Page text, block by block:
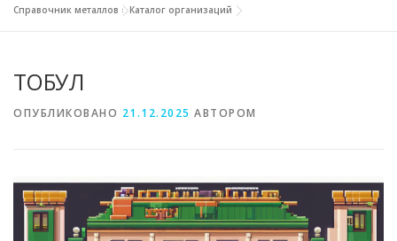
МЕТАЛЛЫ И ОКРУЖАЮЩАЯ СРЕДА
СВОЙСТВА МЕТАЛЛОВ СОРТА МЕТАЛЛОВ
Справочник металлов »Каталог организаций
ТОБУЛ
ОПУБЛИКОВАНО 21.12.2025 АВТОРОМ